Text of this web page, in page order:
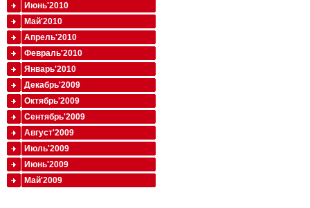
Июнь'2010
Май'2010
Апрель'2010
Февраль'2010
Январь'2010
Декабрь'2009
Октябрь'2009
Сентябрь'2009
Август'2009
Июль'2009
Июнь'2009
Май'2009